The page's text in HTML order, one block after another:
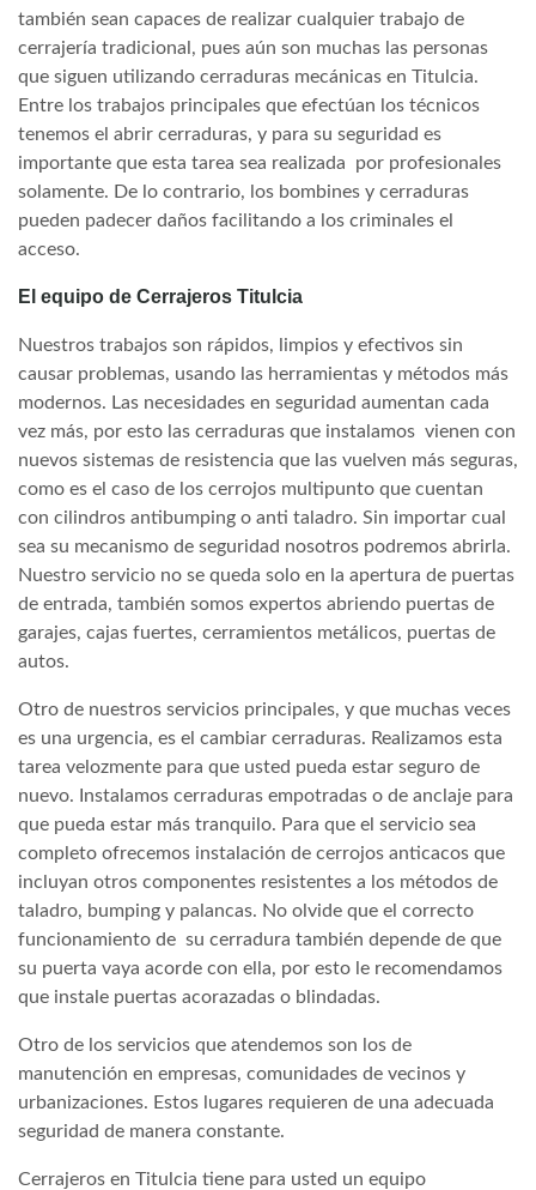
también sean capaces de realizar cualquier trabajo de
cerrajería tradicional, pues aún son muchas las personas
que siguen utilizando cerraduras mecánicas en Titulcia.
Entre los trabajos principales que efectúan los técnicos
tenemos el abrir cerraduras, y para su seguridad es
importante que esta tarea sea realizada por profesionales
solamente. De lo contrario, los bombines y cerraduras
pueden padecer daños facilitando a los criminales el
acceso.
El equipo de Cerrajeros Titulcia
Nuestros trabajos son rápidos, limpios y efectivos sin
causar problemas, usando las herramientas y métodos más
modernos. Las necesidades en seguridad aumentan cada
vez más, por esto las cerraduras que instalamos vienen con
nuevos sistemas de resistencia que las vuelven más seguras,
como es el caso de los cerrojos multipunto que cuentan
con cilindros antibumping o anti taladro. Sin importar cual
sea su mecanismo de seguridad nosotros podremos abrirla.
Nuestro servicio no se queda solo en la apertura de puertas
de entrada, también somos expertos abriendo puertas de
garajes, cajas fuertes, cerramientos metálicos, puertas de
autos.
Otro de nuestros servicios principales, y que muchas veces
es una urgencia, es el cambiar cerraduras. Realizamos esta
tarea velozmente para que usted pueda estar seguro de
nuevo. Instalamos cerraduras empotradas o de anclaje para
que pueda estar más tranquilo. Para que el servicio sea
completo ofrecemos instalación de cerrojos anticacos que
incluyan otros componentes resistentes a los métodos de
taladro, bumping y palancas. No olvide que el correcto
funcionamiento de su cerradura también depende de que
su puerta vaya acorde con ella, por esto le recomendamos
que instale puertas acorazadas o blindadas.
Otro de los servicios que atendemos son los de
manutención en empresas, comunidades de vecinos y
urbanizaciones. Estos lugares requieren de una adecuada
seguridad de manera constante.
Cerrajeros en Titulcia tiene para usted un equipo